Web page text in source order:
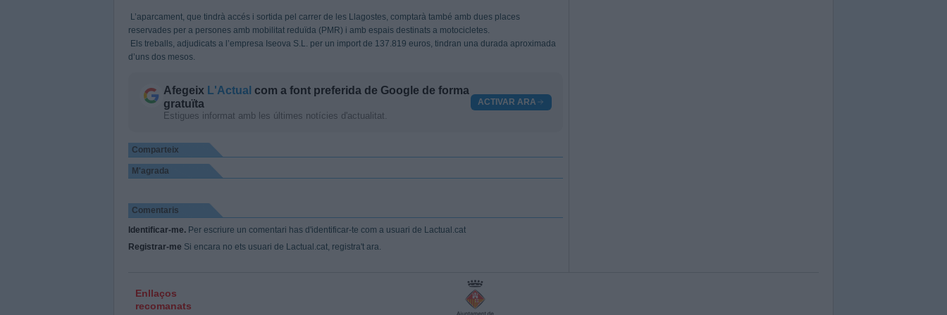
L’aparcament, que tindrà accés i sortida pel carrer de les Llagostes, comptarà també amb dues places
reservades per a persones amb mobilitat reduïda (PMR) i amb espais destinats a motocicletes.
Els treballs, adjudicats a l’empresa Iseova S.L. per un import de 137.819 euros, tindran una durada aproximada
d’uns dos mesos.
Afegeix L'Actual com a font preferida de Google de forma
gratuïta
Estigues informat amb les últimes notícies d'actualitat.
ACTIVAR ARA
Comparteix
M'agrada
Comentaris
Identificar-me. Per escriure un comentari has d'identificar-te com a usuari de Lactual.cat
Registrar-me Si encara no ets usuari de Lactual.cat, registra't ara.
Enllaços
recomanats